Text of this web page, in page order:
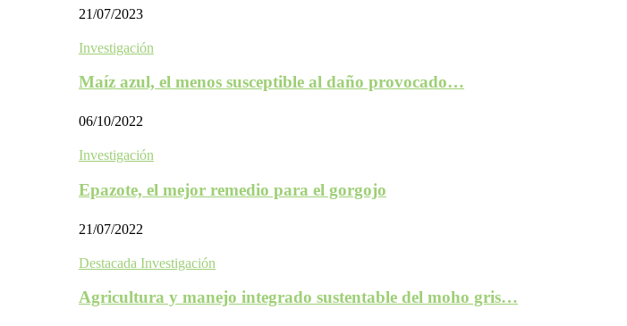
21/07/2023
Investigación
Maíz azul, el menos susceptible al daño provocado…
06/10/2022
Investigación
Epazote, el mejor remedio para el gorgojo
21/07/2022
Destacada Investigación
Agricultura y manejo integrado sustentable del moho gris…